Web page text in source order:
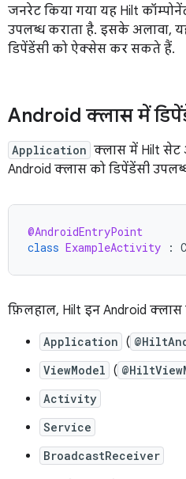
जनरेट किया गया यह Hilt
उपलब्ध कराता है. इसके अलावा,
डिपेंडेंसी को ऐक्सेस कर सकते हैं.
Android क्लास में
Application क्लास में Hilt सेट
Android क्लास को डिपेंडेंसी
@AndroidEntryPoint
class ExampleActivity :
फ़िलहाल, Hilt इन Android
Application (
ViewModel (
Activity
Service
BroadcastReceiver